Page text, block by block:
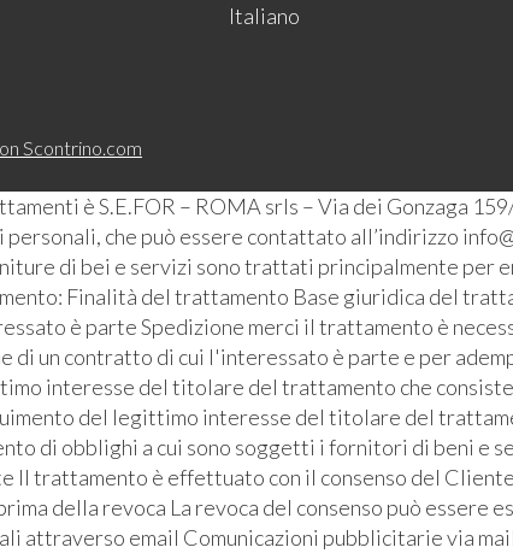
Italiano
Scontrino.com
è S.E.FOR – ROMA srls – Via dei Gonzaga
che può essere contattato all’indirizzo
di bei e servizi sono trattati principalmente per
Finalità del trattamento Base giuridica del
è parte Spedizione merci il trattamento è
di un contratto di cui l'interessato è parte e per
interesse del titolare del trattamento che
del legittimo interesse del titolare del
di obblighi a cui sono soggetti i fornitori di beni
Il trattamento è effettuato con il consenso del
della revoca La revoca del consenso può
attraverso email Comunicazioni pubblicitarie via